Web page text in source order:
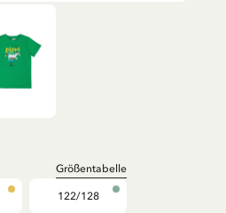
Größentabelle
122/128